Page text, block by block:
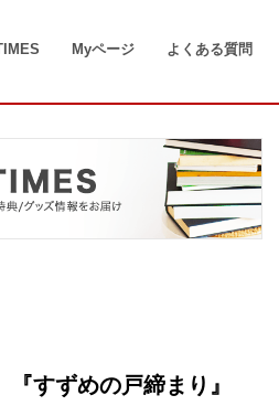
Myページ よくある質問
『すずめの戸締まり』